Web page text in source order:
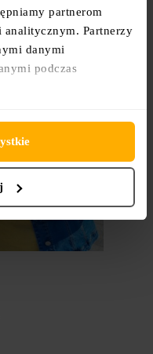
partnerom
analitycznym. Partnerzy
danymi
podczas